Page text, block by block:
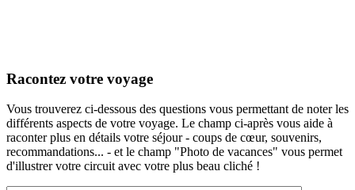
Racontez votre voyage
Vous trouverez ci-dessous des questions vous permettant de noter les
différents aspects de votre voyage. Le champ ci-après vous aide à
raconter plus en détails votre séjour - coups de cœur, souvenirs,
recommandations... - et le champ "Photo de vacances" vous permet
d'illustrer votre circuit avec votre plus beau cliché !